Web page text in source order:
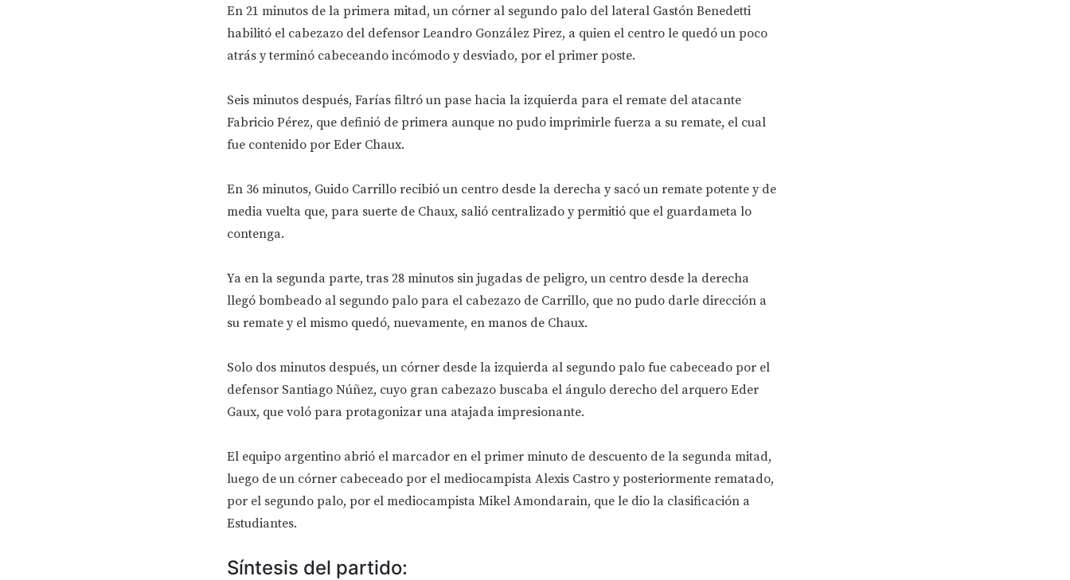
En 21 minutos de la primera mitad, un córner al segundo palo del lateral Gastón Benedetti
habilitó el cabezazo del defensor Leandro González Pirez, a quien el centro le quedó un poco
atrás y terminó cabeceando incómodo y desviado, por el primer poste.
Seis minutos después, Farías filtró un pase hacia la izquierda para el remate del atacante
Fabricio Pérez, que definió de primera aunque no pudo imprimirle fuerza a su remate, el cual
fue contenido por Eder Chaux.
En 36 minutos, Guido Carrillo recibió un centro desde la derecha y sacó un remate potente y de
media vuelta que, para suerte de Chaux, salió centralizado y permitió que el guardameta lo
contenga.
Ya en la segunda parte, tras 28 minutos sin jugadas de peligro, un centro desde la derecha
llegó bombeado al segundo palo para el cabezazo de Carrillo, que no pudo darle dirección a
su remate y el mismo quedó, nuevamente, en manos de Chaux.
Solo dos minutos después, un córner desde la izquierda al segundo palo fue cabeceado por el
defensor Santiago Núñez, cuyo gran cabezazo buscaba el ángulo derecho del arquero Eder
Gaux, que voló para protagonizar una atajada impresionante.
El equipo argentino abrió el marcador en el primer minuto de descuento de la segunda mitad,
luego de un córner cabeceado por el mediocampista Alexis Castro y posteriormente rematado,
por el segundo palo, por el mediocampista Mikel Amondarain, que le dio la clasificación a
Estudiantes.
Síntesis del partido: